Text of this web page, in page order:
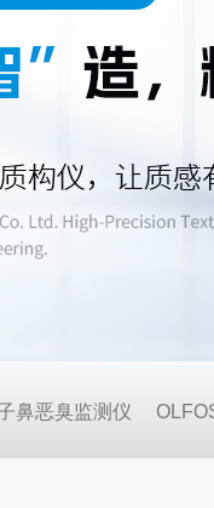
鼻恶臭监测仪